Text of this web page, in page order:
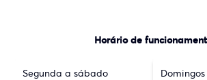
Horário de
Segunda a sábado